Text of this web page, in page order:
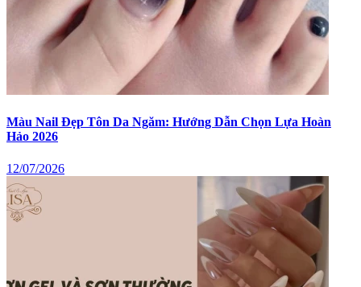
Màu Nail Đẹp Tôn Da Ngăm: Hướng Dẫn Chọn Lựa Hoàn
Hảo 2026
12/07/2026